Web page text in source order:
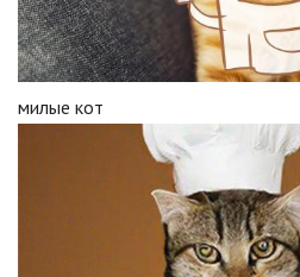
милые кот